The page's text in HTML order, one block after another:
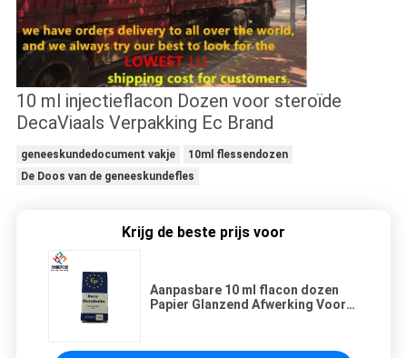
10 ml injectieflacon Dozen voor steroïde
DecaViaals Verpakking Ec Brand
geneeskundedocument vakje
10ml flessendozen
De Doos van de geneeskundefles
Krijg de beste prijs voor
Aanpasbare 10 ml flacon dozen
Papier Glanzend Afwerking Voor